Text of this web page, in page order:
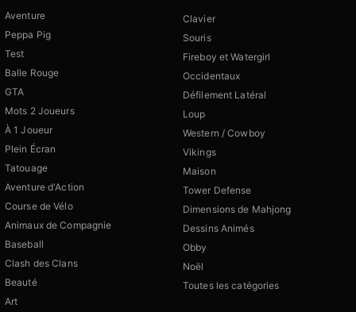
Aventure
Peppa Pig
Test
Balle Rouge
GTA
Mots 2 Joueurs
À 1 Joueur
Plein Écran
Tatouage
Aventure d'Action
Course de Vélo
Animaux de Compagnie
Baseball
Clash des Clans
Beauté
Art
Clavier
Souris
Fireboy et Watergirl
Occidentaux
Défilement Latéral
Loup
Western / Cowboy
Vikings
Maison
Tower Defense
Dimensions de Mahjong
Dessins Animés
Obby
Noël
Toutes les catégories